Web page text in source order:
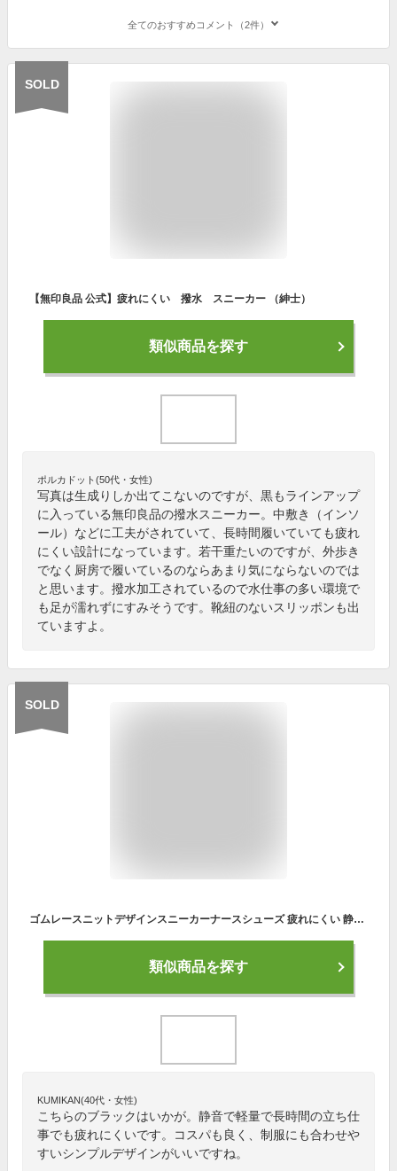
全てのおすすめコメント（2件）
SOLD
【無印良品 公式】疲れにくい 撥水 スニーカー （紳士）
類似商品を探す
ポルカドット(50代・女性)
写真は生成りしか出てこないのですが、黒もラインアップ
に入っている無印良品の撥水スニーカー。中敷き（インソ
ール）などに工夫がされていて、長時間履いていても疲れ
にくい設計になっています。若干重たいのですが、外歩き
でなく厨房で履いているのならあまり気にならないのでは
と思います。撥水加工されているので水仕事の多い環境で
も足が濡れずにすみそうです。靴紐のないスリッポンも出
ていますよ。
SOLD
ゴムレースニットデザインスニーカーナースシューズ 疲れにくい 静音 スニーカー スリッポン ナースサンダル おしゃれ 軽量 メンズ レディース 黒 白 激安 セール おすすめ ランキング
類似商品を探す
KUMIKAN(40代・女性)
こちらのブラックはいかが。静音で軽量で長時間の立ち仕
事でも疲れにくいです。コスパも良く、制服にも合わせや
すいシンプルデザインがいいですね。